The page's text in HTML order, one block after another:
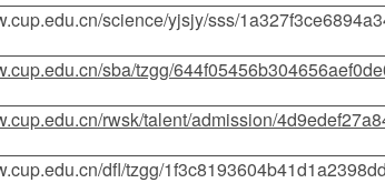
science/yjsjy/sss/
sba/tzgg/
rwsk/talent/admission/
dfl/tzgg/